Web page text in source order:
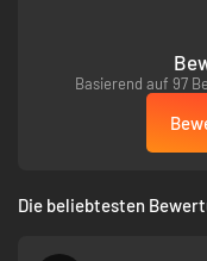
Basierend auf 97
Die beliebtesten